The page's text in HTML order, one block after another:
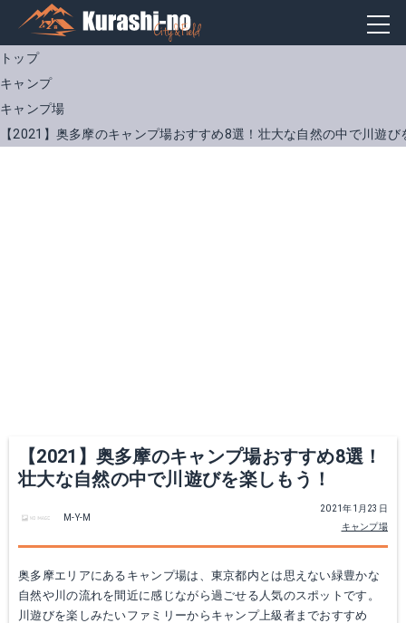
トップ
キャンプ
キャンプ場
【2021】奥多摩のキャンプ場おすすめ8選！壮大な自然の中で川遊び
【2021】奥多摩のキャンプ場おすすめ8選！
壮大な自然の中で川遊びを楽しもう！
2021年1月23日
キャンプ場
M-Y-M
奥多摩エリアにあるキャンプ場は、東京都内とは思えない緑豊かな
自然や川の流れを間近に感じながら過ごせる人気のスポットです。
川遊びを楽しみたいファミリーからキャンプ上級者までおすすめ